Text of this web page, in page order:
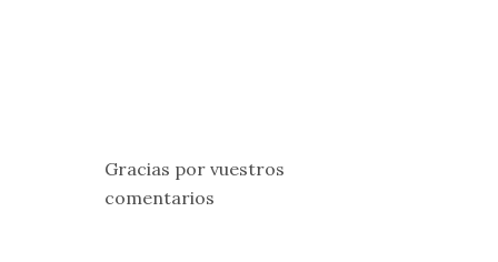
Gracias por vuestros
comentarios